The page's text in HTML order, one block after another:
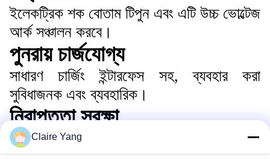
ইলেকট্রিক শক বোতাম টিপুন এবং এটি উচ্চ ভোল্টেজ
আর্ক সঞ্চালন করবে।
পুনরায় চার্জযোগ্য
সাধারণ চার্জিং ইন্টারফেস সহ, ব্যবহার করা
সুবিধাজনক এবং ব্যবহারিক।
নিরাপত্তা সুরক্ষা
হ্যান্ডেলের শেষে নিরাপত্তা সুইচ দিয়ে, নিরাপদ এবং
ব্যবহার করা সহজ।
Claire Yang